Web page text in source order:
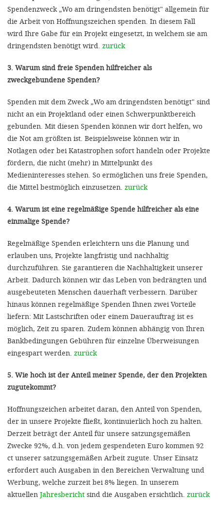
Spendenzweck „Wo am dringendsten benötigt" allgemein für
die Arbeit von Hoffnungszeichen spenden. In diesem Fall
wird Ihre Gabe für ein Projekt eingesetzt, in welchem sie am
dringendsten benötigt wird. zurück
3. Warum sind freie Spenden hilfreicher als
zweckgebundene Spenden?
Spenden mit dem Zweck „Wo am dringendsten benötigt" sind
nicht an ein Projektland oder einen Schwerpunktbereich
gebunden. Mit diesen Spenden können wir dort helfen, wo
die Not am größten ist. Beispielsweise können wir in
Notlagen oder bei Katastrophen sofort handeln oder Projekte
fördern, die nicht (mehr) in Mittelpunkt des
Medieninteresses stehen. So ermöglichen uns freie Spenden,
die Mittel bestmöglich einzusetzen. zurück
4. Warum ist eine regelmäßige Spende hilfreicher als eine
einmalige Spende?
Regelmäßige Spenden erleichtern uns die Planung und
erlauben uns, Projekte langfristig und nachhaltig
durchzuführen. Sie garantieren die Nachhaltigkeit unserer
Arbeit. Dadurch können wir das Leben von bedrängten und
ausgebeuteten Menschen dauerhaft verbessern. Darüber
hinaus können regelmäßige Spenden Ihnen zwei Vorteile
liefern: Mit Lastschriften oder einem Dauerauftrag ist es
möglich, Zeit zu sparen. Zudem können abhängig von Ihren
Bankbedingungen Gebühren für einzelne Überweisungen
eingespart werden. zurück
5. Wie hoch ist der Anteil meiner Spende, der den Projekten
zugutekommt?
Hoffnungszeichen arbeitet daran, den Anteil von Spenden,
der in unsere Projekte fließt, kontinuierlich hoch zu halten.
Derzeit beträgt der Anteil für unsere satzungsgemäßen
Zwecke 92%, d.h. von jedem gespendeten Euro kommen 92
ct unserer satzungsgemäßen Arbeit zugute. Unser Einsatz
erfordert auch Ausgaben in den Bereichen Verwaltung und
Werbung, welche zurzeit bei 8% liegen. In unserem
aktuellen Jahresbericht sind die Ausgaben ersichtlich. zurück